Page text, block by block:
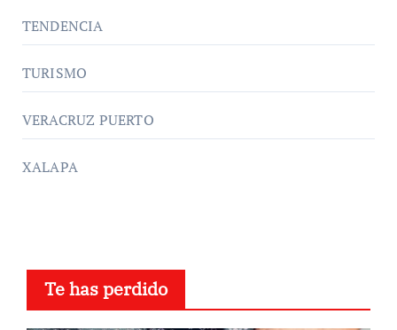
TENDENCIA
TURISMO
VERACRUZ PUERTO
XALAPA
Te has perdido